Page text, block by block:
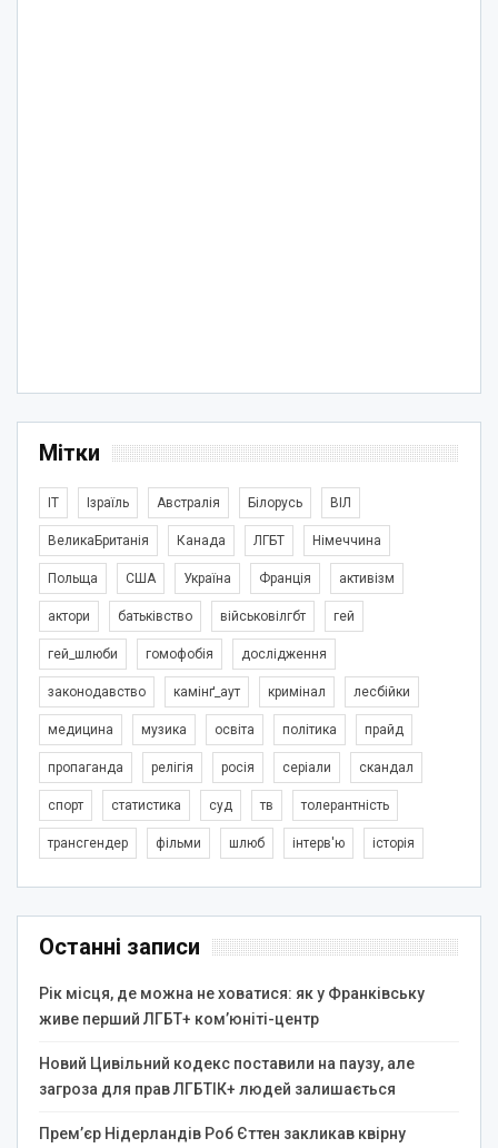
Мітки
IT Ізраїль Австралія Білорусь ВІЛ
ВеликаБританія Канада ЛГБТ Німеччина
Польща США Україна Франція активізм
актори батьківство військовілгбт гей
гей_шлюби гомофобія дослідження
законодавство камінґ_аут кримінал лесбійки
медицина музика освіта політика прайд
пропаганда релігія росія серіали скандал
спорт статистика суд тв толерантність
трансгендер фільми шлюб інтерв'ю історія
Останні записи
Рік місця, де можна не ховатися: як у Франківську
живе перший ЛГБТ+ ком’юніті-центр
Новий Цивільний кодекс поставили на паузу, але
загроза для прав ЛГБТІК+ людей залишається
Прем’єр Нідерландів Роб Єттен закликав квірну